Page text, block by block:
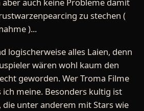
zu stechen (
)...
logischerweise alles Laien, denn
wären wohl kaum den
geworden. Wer Troma Filme
meine. Besonders kultig ist
die unter anderem mit Stars wie